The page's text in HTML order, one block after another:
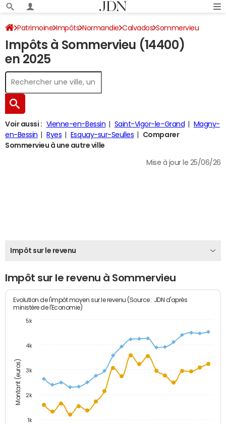
Patrimoine Impôts Normandie Calvados Sommervieu
Impôt sur le revenu
Impôts à Sommervieu (14400)
en 2025
Voir aussi : Vienne-en-Bessin Saint-Vigor-le-Grand
Magny-
en-Bessin
Ryes Esquay-sur-Seulles
Comparer
Sommervieu à une autre ville
Mise à jour le 25/06/26
Impôt sur le revenu
Impôt sur le revenu à Sommervieu
Montant (euros)
Evolution de l'impôt moyen sur le revenu (Source : JDN d'après
ministère de l'Economie)
1k
2k
3k
4k
5k